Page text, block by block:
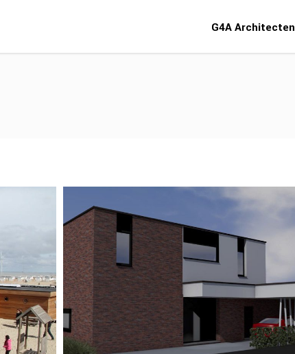
G4A Architecten
Ontwerp 2 eengezinswoningen
Gijzenzele
Nieuwbouw